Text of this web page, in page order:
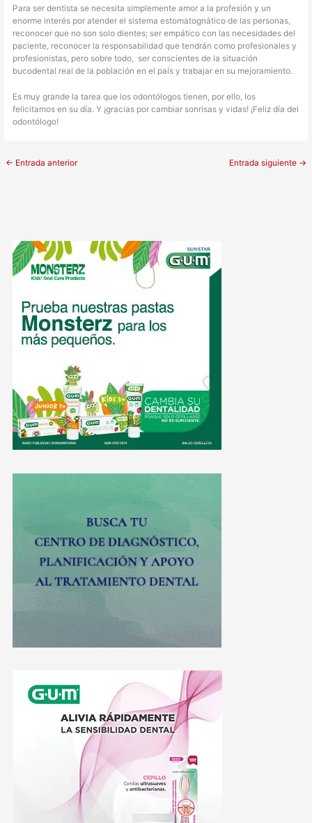
Para ser dentista se necesita simplemente amor a la profesión y un
enorme interés por atender el sistema estomatognático de las personas,
reconocer que no son solo dientes; ser empático con las necesidades del
paciente, reconocer la responsabilidad que tendrán como profesionales y
profesionistas, pero sobre todo, ser conscientes de la situación
bucodental real de la población en el país y trabajar en su mejoramiento.
Es muy grande la tarea que los odontólogos tienen, por ello, los
felicitamos en su día. Y ¡gracias por cambiar sonrisas y vidas! ¡Feliz día del
odontólogo!
← Entrada anterior Entrada siguiente →